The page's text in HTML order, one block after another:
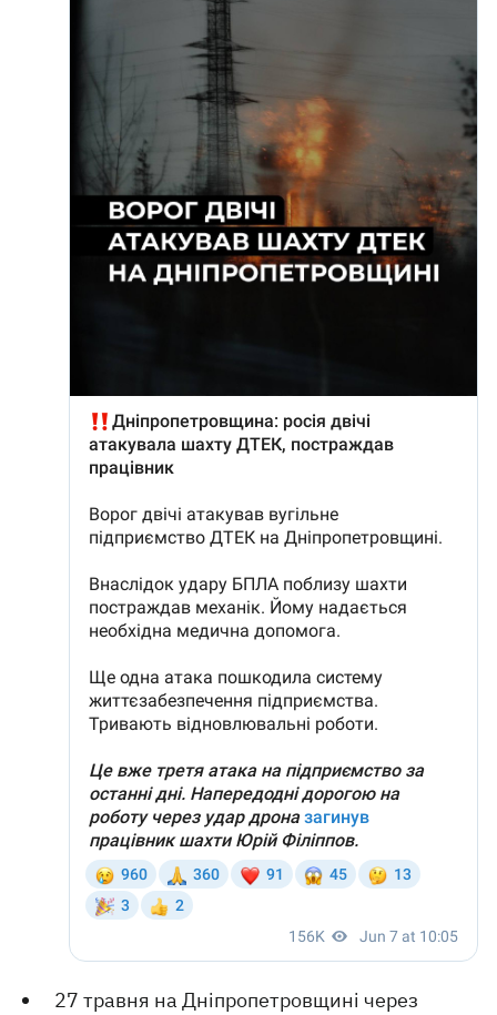
27 травня на Дніпропетровщині через